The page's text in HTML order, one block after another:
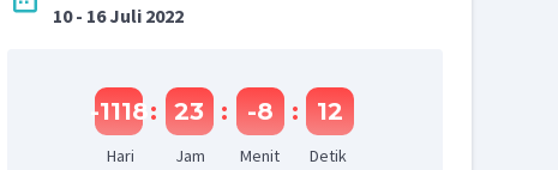
10 - 16 Juli 2022
-1118 : 23 : -8 : 12
Hari Jam Menit Detik